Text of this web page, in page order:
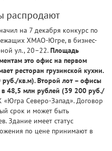
на 7 декабря конкурс по
ХМАО-Югре, в бизнес-
ул., 20–22.Площадь
это офис на первом
ресторан грузинской кухни.
кв.м). Второй лот – офисы
48,5 млн рублей (39 200 руб./
Северо-Запад». Договор
срок и может быть
Здание имеет статус
по цене принимают в